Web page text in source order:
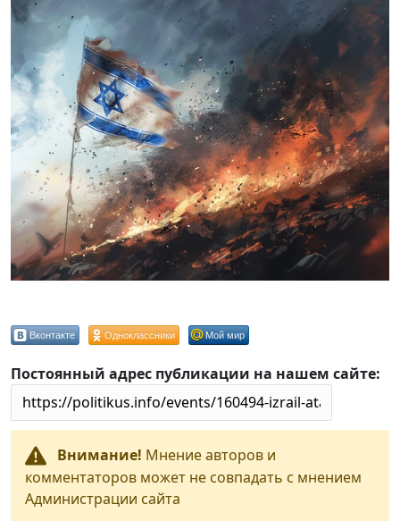
Вконтакте Одноклассники Мой мир
Постоянный адрес публикации на нашем сайте:
Внимание! Мнение авторов и
комментаторов может не совпадать с мнением
Администрации сайта